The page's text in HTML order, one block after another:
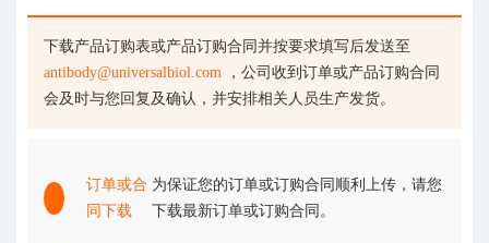
下载产品订购表或产品订购合同并按要求填写后发送至
antibody@universalbiol.com ，公司收到订单或产品订购合同
会及时与您回复及确认，并安排相关人员生产发货。
订单或合
同下载
为保证您的订单或订购合同顺利上传，请您
下载最新订单或订购合同。